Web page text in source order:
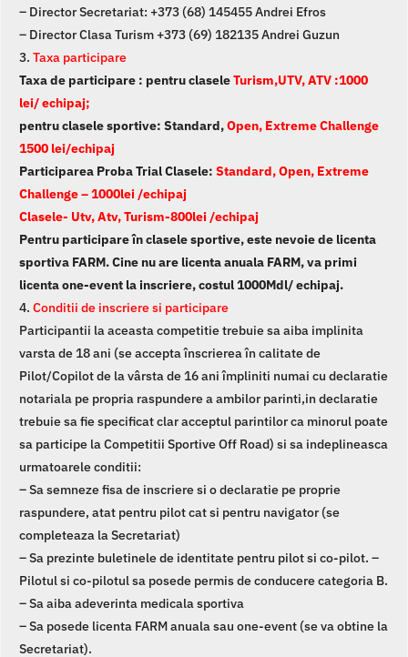
– Director Secretariat: +373 (68) 145455 Andrei Efros
– Director Clasa Turism +373 (69) 182135 Andrei Guzun
3. Taxa participare
Taxa de participare : pentru claseleTurism,UTV, ATV :1000
lei/ echipaj;
pentru clasele sportive: Standard,Open, Extreme Challenge
1500 lei/echipaj
Participarea Proba Trial Clasele: Standard, Open, Extreme
Challenge – 1000lei /echipaj
Clasele- Utv, Atv, Turism-800lei /echipaj
Pentru participare în clasele sportive, este nevoie de licenta
sportiva FARM. Cine nu are licenta anuala FARM, va primi
licenta one-event la inscriere, costul 1000Mdl/ echipaj.
4. Conditii de inscriere si participare
Participantii la aceasta competitie trebuie sa aiba implinita
varsta de 18 ani (se accepta înscrierea în calitate de
Pilot/Copilot de la vârsta de 16 ani împliniti numai cu declaratie
notariala pe propria raspundere a ambilor parinti,in declaratie
trebuie sa fie specificat clar acceptul parintilor ca minorul poate
sa participe la Competitii Sportive Off Road) si sa indeplineasca
urmatoarele conditii:
– Sa semneze fisa de inscriere si o declaratie pe proprie
raspundere, atat pentru pilot cat si pentru navigator (se
completeaza la Secretariat)
– Sa prezinte buletinele de identitate pentru pilot si co-pilot. –
Pilotul si co-pilotul sa posede permis de conducere categoria B.
– Sa aiba adeverinta medicala sportiva
– Sa posede licenta FARM anuala sau one-event (se va obtine la
Secretariat).